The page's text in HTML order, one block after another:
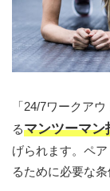
「24/7ワークア
るマンツーマン
げられます。ペ
るために必要な条